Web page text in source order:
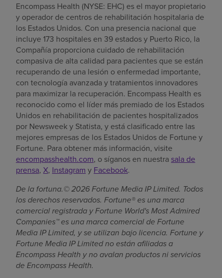
Encompass Health (NYSE: EHC) es el mayor propietario
y operador de centros de rehabilitación hospitalaria de
los Estados Unidos. Con una presencia nacional que
incluye 173 hospitales en 39 estados y Puerto Rico, la
Compañía proporciona cuidado de rehabilitación
compasiva de alta calidad para pacientes que se están
recuperando de una lesión o enfermedad importante,
con tecnología avanzada y tratamientos innovadores
para maximizar la recuperación. Encompass Health es
reconocido como el líder más premiado de los Estados
Unidos en rehabilitación de pacientes hospitalizados
por Newsweek y Statista, y está clasificado entre las
mejores empresas de los Estados Unidos de Fortune y
Fortune. Para obtener más información, visite
encompasshealth.com, o síganos en nuestra sala de
prensa, X, Instagram y Facebook.
De la fortuna.© 2026 Fortune Media IP Limited. Todos
los derechos reservados. Fortune® es una marca
comercial registrada y Fortune World's Most Admired
Companies™ es una marca comercial de Fortune
Media IP Limited, y se utilizan bajo licencia. Fortune y
Fortune Media IP Limited no están afiliadas a
Encompass Health y no avalan productos ni servicios
de Encompass Health.